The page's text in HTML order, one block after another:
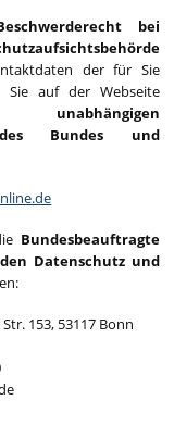
bei
der für Sie
Sie auf der Webseite
des Bundes und
Bundesbeauftragte
Datenschutz und
153, 53117 Bonn